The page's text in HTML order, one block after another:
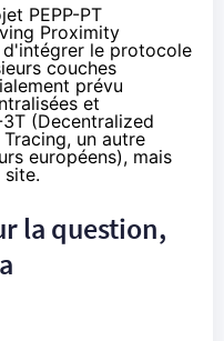
PEPP-PT
Proximity
le protocole
couches
prévu
et
3T (Decentralized
un autre
européens), mais
site.
la question,